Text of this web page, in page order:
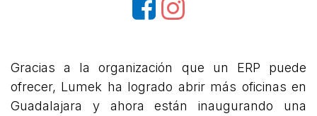
Gracias a la organización que un ERP puede
ofrecer, Lumek ha logrado abrir más oficinas en
Guadalajara y ahora están inaugurando una